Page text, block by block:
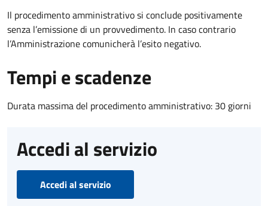
Il procedimento amministrativo si conclude positivamente
senza l’emissione di un provvedimento. In caso contrario
l’Amministrazione comunicherà l’esito negativo.
Tempi e scadenze
Durata massima del procedimento amministrativo: 30 giorni
Accedi al servizio
Accedi al servizio